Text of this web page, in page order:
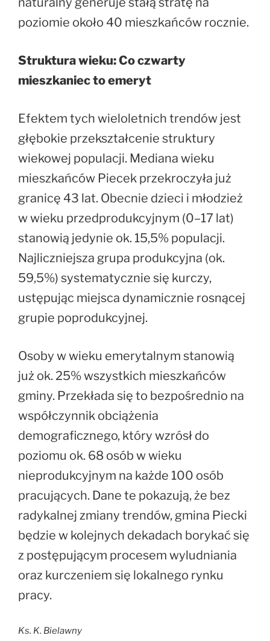
poziomie około 40 mieszkańców rocznie.
Struktura wieku: Co czwarty
mieszkaniec to emeryt
Efektem tych wieloletnich trendów jest
głębokie przekształcenie struktury
wiekowej populacji. Mediana wieku
mieszkańców Piecek przekroczyła już
granicę 43 lat. Obecnie dzieci i młodzież
w wieku przedprodukcyjnym (0–17 lat)
stanowią jedynie ok. 15,5% populacji.
Najliczniejsza grupa produkcyjna (ok.
59,5%) systematycznie się kurczy,
ustępując miejsca dynamicznie rosnącej
grupie poprodukcyjnej.
Osoby w wieku emerytalnym stanowią
już ok. 25% wszystkich mieszkańców
gminy. Przekłada się to bezpośrednio na
współczynnik obciążenia
demograficznego, który wzrósł do
poziomu ok. 68 osób w wieku
nieprodukcyjnym na każde 100 osób
pracujących. Dane te pokazują, że bez
radykalnej zmiany trendów, gmina Piecki
będzie w kolejnych dekadach borykać się
z postępującym procesem wyludniania
oraz kurczeniem się lokalnego rynku
pracy.
Ks. K. Bielawny